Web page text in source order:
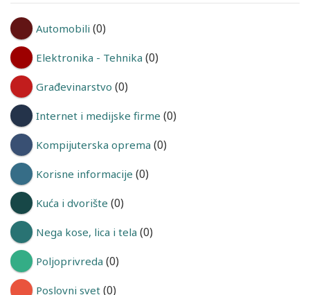
Automobili (0)
Elektronika - Tehnika (0)
Građevinarstvo (0)
Internet i medijske firme (0)
Kompijuterska oprema (0)
Korisne informacije (0)
Kuća i dvorište (0)
Nega kose, lica i tela (0)
Poljoprivreda (0)
Poslovni svet (0)